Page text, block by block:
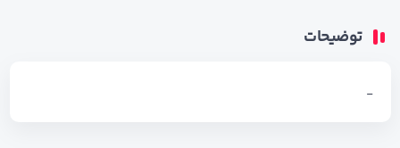
توضیحات
_